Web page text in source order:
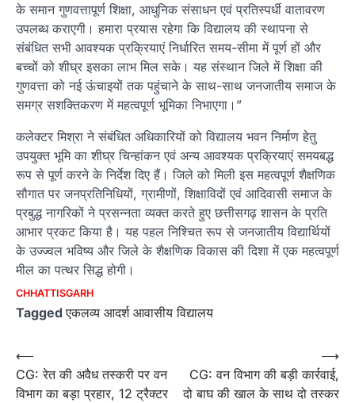
के समान गुणवत्तापूर्ण शिक्षा, आधुनिक संसाधन एवं प्रतिस्पर्धी वातावरण
उपलब्ध कराएगी। हमारा प्रयास रहेगा कि विद्यालय की स्थापना से
संबंधित सभी आवश्यक प्रक्रियाएं निर्धारित समय-सीमा में पूर्ण हों और
बच्चों को शीघ्र इसका लाभ मिल सके। यह संस्थान जिले में शिक्षा की
गुणवत्ता को नई ऊंचाइयों तक पहुंचाने के साथ-साथ जनजातीय समाज के
समग्र सशक्तिकरण में महत्वपूर्ण भूमिका निभाएगा।”
कलेक्टर मिश्रा ने संबंधित अधिकारियों को विद्यालय भवन निर्माण हेतु
उपयुक्त भूमि का शीघ्र चिन्हांकन एवं अन्य आवश्यक प्रक्रियाएं समयबद्ध
रूप से पूर्ण करने के निर्देश दिए हैं। जिले को मिली इस महत्वपूर्ण शैक्षणिक
सौगात पर जनप्रतिनिधियों, ग्रामीणों, शिक्षाविदों एवं आदिवासी समाज के
प्रबुद्ध नागरिकों ने प्रसन्नता व्यक्त करते हुए छत्तीसगढ़ शासन के प्रति
आभार प्रकट किया है। यह पहल निश्चित रूप से जनजातीय विद्यार्थियों
के उज्ज्वल भविष्य और जिले के शैक्षणिक विकास की दिशा में एक महत्वपूर्ण
मील का पत्थर सिद्ध होगी।
CHHATTISGARH
Taggedएकलव्य आदर्श आवासीय विद्यालय
Post
navigation
⟵
CG: रेत की अवैध तस्करी पर वन
विभाग का बड़ा प्रहार, 12 ट्रैक्टर
CG: वन विभाग की बड़ी कार्रवाई,
दो बाघ की खाल के साथ दो तस्कर
⟶